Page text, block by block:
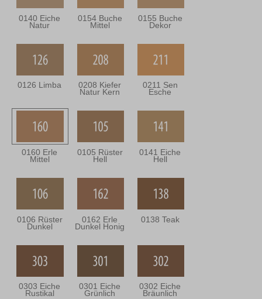
0140 Eiche
Natur
0154 Buche
Mittel
0155 Buche
Dekor
0126 Limba 0208 Kiefer
Natur Kern
0211 Sen
Esche
0160 Erle
Mittel
0105 Rüster
Hell
0141 Eiche
Hell
0106 Rüster
Dunkel
0162 Erle
Dunkel Honig
0138 Teak
0303 Eiche
Rustikal
0301 Eiche
Grünlich
0302 Eiche
Bräunlich